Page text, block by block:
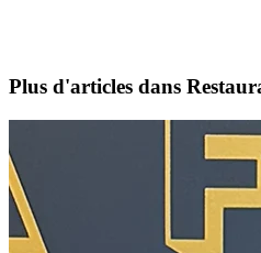
Plus d'articles dans